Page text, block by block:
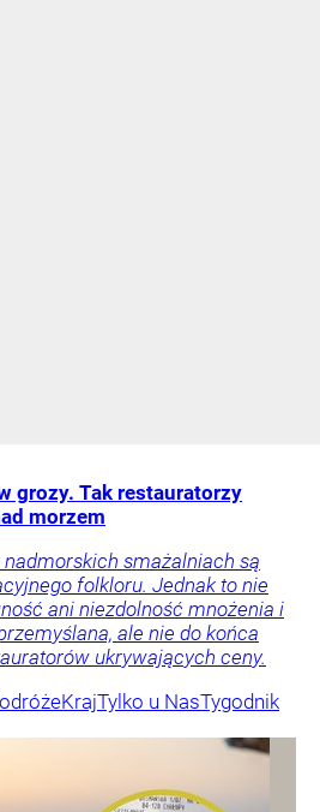
grozy. Tak restauratorzy
morzem
smażalniach są
folkloru. Jednak to nie
ani niezdolność mnożenia i
ale nie do końca
ukrywających ceny.
KrajTylko u NasTygodnik